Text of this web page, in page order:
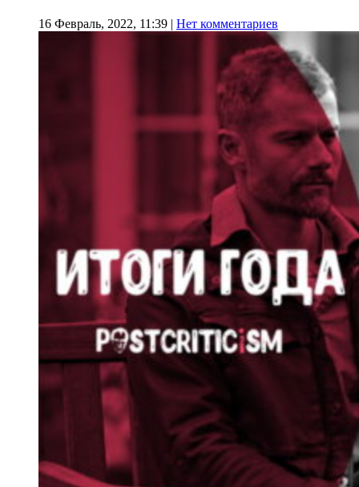
16 Февраль, 2022, 11:39 | Нет комментариев